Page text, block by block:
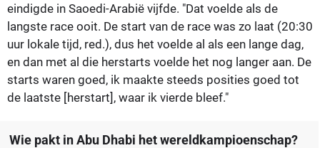
eindigde in Saoedi-Arabië vijfde. "Dat voelde als de
langste race ooit. De start van de race was zo laat (20:30
uur lokale tijd, red.), dus het voelde al als een lange dag,
en dan met al die herstarts voelde het nog langer aan. De
starts waren goed, ik maakte steeds posities goed tot
de laatste [herstart], waar ik vierde bleef."
Wie pakt in Abu Dhabi het wereldkampioenschap?